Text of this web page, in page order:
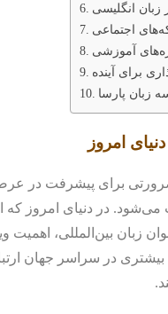
زبان انگلیسی
اجتماعی
آموزشی
برای آینده
زبان پارسا
امروز
برای پیشرفت در
می‌شود. در دنیای امروز
بین‌المللی، اهمیت
بیشتری در سراسر جهان